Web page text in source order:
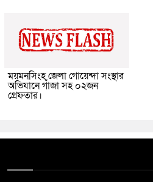
ময়মনসিংহ জেলা গোয়েন্দা সংস্থার
অভিযানে গাঁজা সহ ০২জন
গ্রেফতার।